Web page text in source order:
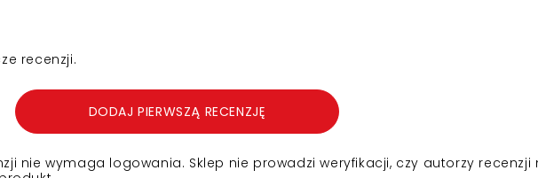
recenzji.
DODAJ PIERWSZĄ RECENZJĘ
nie wymaga logowania. Sklep nie prowadzi weryfikacji, czy autorzy recenzji